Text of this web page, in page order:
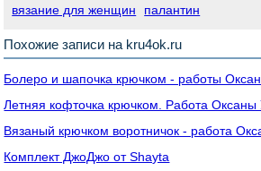
вязание для женщин палантин
Похожие записи на kru4ok.ru
Болеро и шапочка крючком - работы
Летняя кофточка крючком. Работа Оксаны
Вязаный крючком воротничок - работа
Комплект ДжоДжо от Shayta